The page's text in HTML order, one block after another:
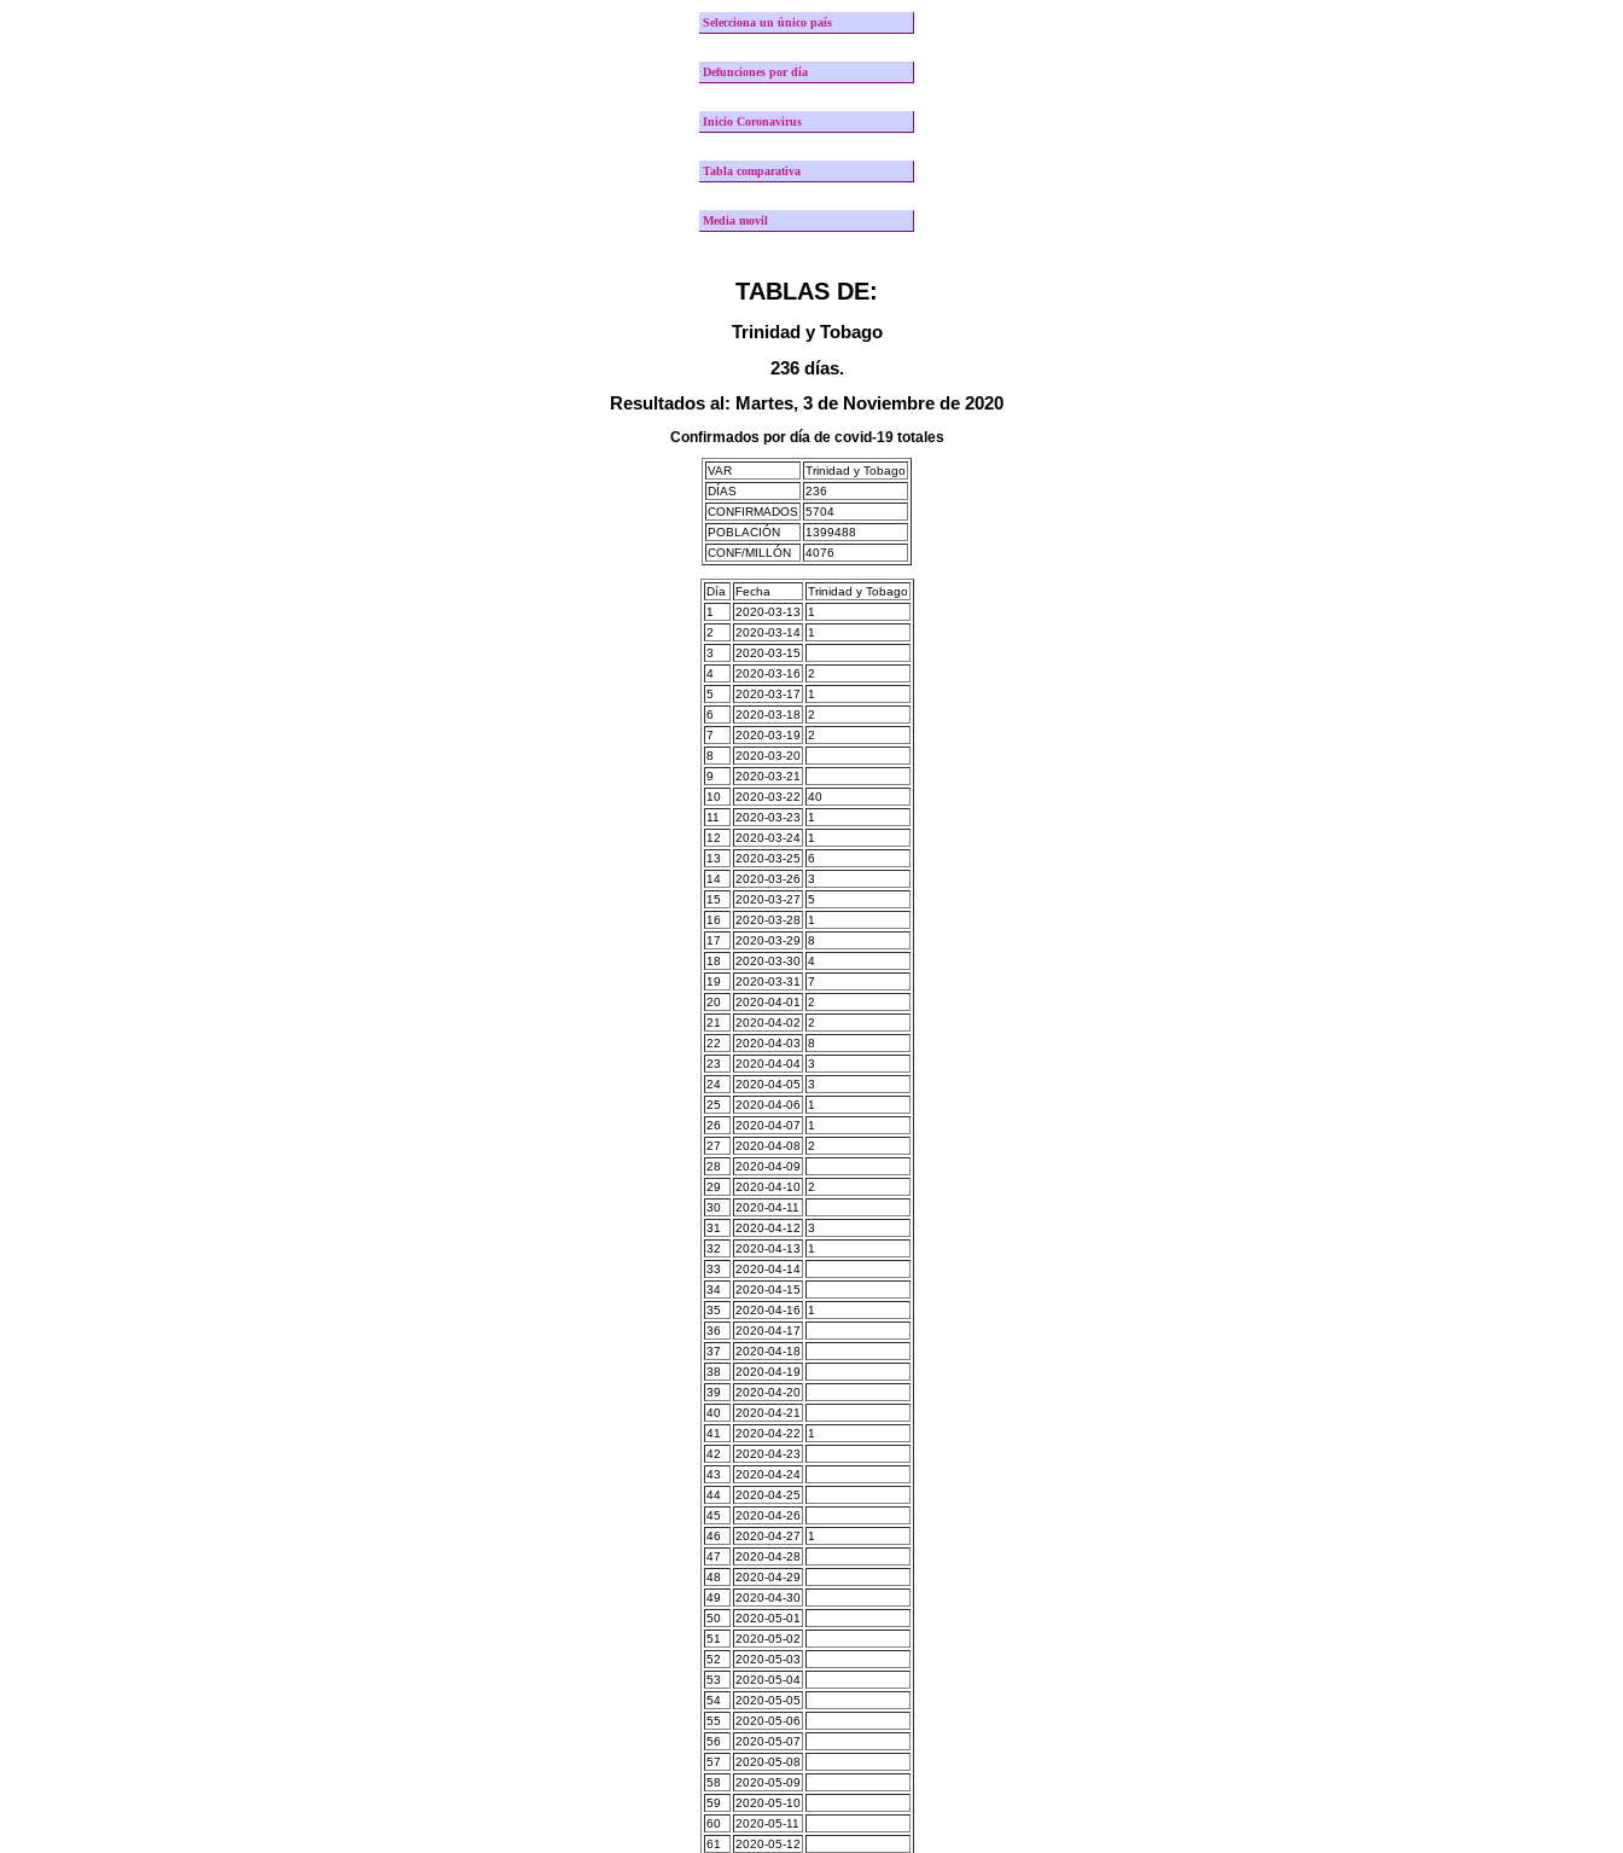
Selecciona un único país
Defunciones por día
Inicio Coronavirus
Tabla comparativa
Media movil
TABLAS DE:
Trinidad y Tobago
236 días.
Resultados al: Martes, 3 de Noviembre de 2020
Confirmados por día de covid-19 totales
VAR
Trinidad y Tobago
DÍAS
236
CONFIRMADOS 5704
POBLACIÓN
1399488
CONF/MILLÓN
4076
Día Fecha
Trinidad y Tobago
1
2020-03-13
1
2
2020-03-14 1
3
2020-03-15
4
2020-03-16
2
5
2020-03-17
1
6
2020-03-18
2
7
2020-03-19
2
8
2020-03-20
9
2020-03-21
10
2020-03-22
40
11
2020-03-23
1
12
2020-03-24 1
13
2020-03-25 6
14
2020-03-26
3
15
2020-03-27
5
16
2020-03-28
1
17
2020-03-29
8
18
2020-03-30 4
19
2020-03-31
7
20
2020-04-01
2
21
2020-04-02
2
22
2020-04-03
8
23
2020-04-04 3
24
2020-04-05 3
25
2020-04-06
1
26
2020-04-07
1
27
2020-04-08
2
28
2020-04-09
29
2020-04-10 2
30
2020-04-11
31
2020-04-12
3
32
2020-04-13
1
33
2020-04-14
34
2020-04-15
35
2020-04-16
1
36
2020-04-17
37
2020-04-18
38
2020-04-19
39
2020-04-20
40
2020-04-21
41
2020-04-22
1
42
2020-04-23
43
2020-04-24
44
2020-04-25
45
2020-04-26
46
2020-04-27
1
47
2020-04-28
48
2020-04-29
49
2020-04-30
50
2020-05-01
51
2020-05-02
52
2020-05-03
53
2020-05-04
54
2020-05-05
55
2020-05-06
56
2020-05-07
57
2020-05-08
58
2020-05-09
59
2020-05-10
60
2020-05-11
61
2020-05-12